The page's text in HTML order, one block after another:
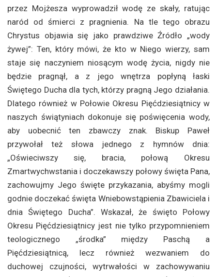
przez Mojżesza wyprowadził wodę ze skały, ratując
naród od śmierci z pragnienia. Na tle tego obrazu
Chrystus objawia się jako prawdziwe Źródło „wody
żywej”: Ten, który mówi, że kto w Niego wierzy, sam
staje się naczyniem niosącym wodę życia, nigdy nie
będzie pragnął, a z jego wnętrza popłyną łaski
Świętego Ducha dla tych, którzy pragną Jego działania.
Dlatego również w Połowie Okresu Pięćdziesiątnicy w
naszych świątyniach dokonuje się poświęcenia wody,
aby uobecnić ten zbawczy znak. Biskup Paweł
przywołał też słowa jednego z hymnów dnia:
„Oświeciwszy się, bracia, połową Okresu
Zmartwychwstania i doczekawszy połowy święta Pana,
zachowujmy Jego święte przykazania, abyśmy mogli
godnie doczekać święta Wniebowstąpienia Zbawiciela i
dnia Świętego Ducha”. Wskazał, że święto Połowy
Okresu Pięćdziesiątnicy jest nie tylko przypomnieniem
teologicznego „środka” między Paschą a
Pięćdziesiątnicą, lecz również wezwaniem do
duchowej czujności, wytrwałości w zachowywaniu